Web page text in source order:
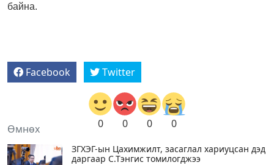
байна.
Facebook Twitter
0 0 0 0
Өмнөх
ЗГХЭГ-ын Цахимжилт, засаглал хариуцсан дэд
даргаар С.Тэнгис томилогджээ